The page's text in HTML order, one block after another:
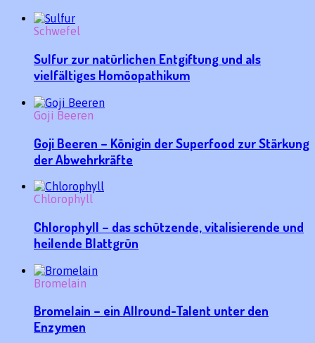
Schwefel
Sulfur zur natürlichen Entgiftung und als
vielfältiges Homöopathikum
Goji Beeren
Goji Beeren – Königin der Superfood zur Stärkung
der Abwehrkräfte
Chlorophyll
Chlorophyll – das schützende, vitalisierende und
heilende Blattgrün
Bromelain
Bromelain – ein Allround-Talent unter den
Enzymen